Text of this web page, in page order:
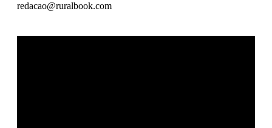
redacao@ruralbook.com